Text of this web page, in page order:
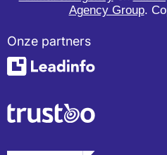
Agency Group.
Onze partners